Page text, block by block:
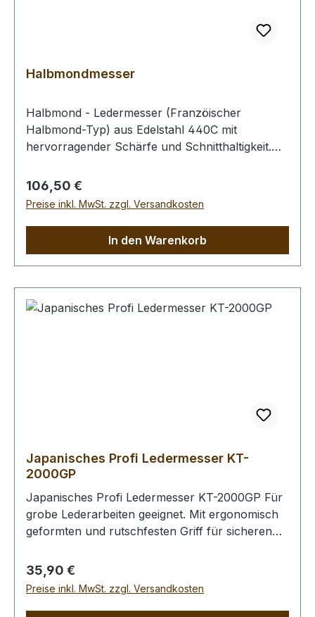
Halbmondmesser
Halbmond - Ledermesser (Franzöischer
Halbmond-Typ) aus Edelstahl 440C mit
hervorragender Schärfe und Schnitthaltigkeit.
(Blankleder, Gürtelhälse, Wasserbüffelcroupon,
etc.). Kann auch zum Schärfen (Ausdünnen) der
Lederkanten verwendet werden. Die scharfen
Halbmondmessers ermöglichen das präzise
Schneiden von sehr engen Innen- und
ein Schneidbrett oder eine Schneidmatte.
Abmessungen:Gesamtlänge 150 mm /
Regulärer Preis:
106,50 €
Preise inkl. MwSt. zzgl. Versandkosten
In den Warenkorb
Japanisches Profi Ledermesser KT-
2000GP
Japanisches Profi Ledermesser KT-2000GP Für
grobe Lederarbeiten geeignet. Mit ergonomisch
geformten und rutschfesten Griff für sicheren
Messing- Schraubmutter. Zu der bereits
montierten abgewinkelten Klinge für das leichte
Schneiden von Rundungen erhalten Sie eine
Regulärer Preis:
35,90 €
Preise inkl. MwSt. zzgl. Versandkosten